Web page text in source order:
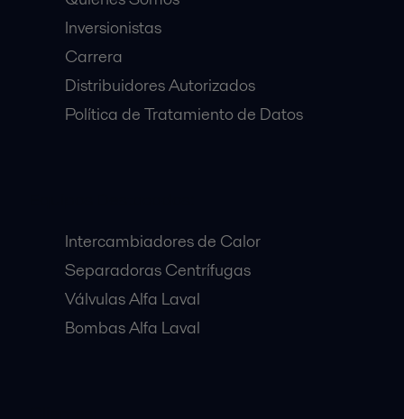
Inversionistas
Carrera
Distribuidores Autorizados
Política de Tratamiento de Datos
Intercambiadores de Calor
Separadoras Centrífugas
Válvulas Alfa Laval
Bombas Alfa Laval